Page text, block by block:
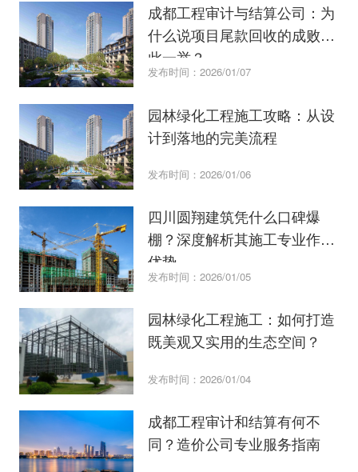
成都工程审计与结算公司：为
什么说项目尾款回收的成败在
此一举？
发布时间：2026/01/07
园林绿化工程施工攻略：从设
计到落地的完美流程
发布时间：2026/01/06
四川圆翔建筑凭什么口碑爆
棚？深度解析其施工专业作业
优势
发布时间：2026/01/05
园林绿化工程施工：如何打造
既美观又实用的生态空间？
发布时间：2026/01/04
成都工程审计和结算有何不
同？造价公司专业服务指南